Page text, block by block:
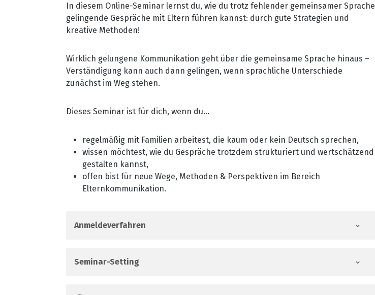
In diesem Online-Seminar lernst du, wie du trotz fehlender gemeinsamer Sprache
gelingende Gespräche mit Eltern führen kannst: durch gute Strategien und
kreative Methoden!
Wirklich gelungene Kommunikation geht über die gemeinsame Sprache hinaus –
Verständigung kann auch dann gelingen, wenn sprachliche Unterschiede
zunächst im Weg stehen.
Dieses Seminar ist für dich, wenn du...
regelmäßig mit Familien arbeitest, die kaum oder kein Deutsch sprechen,
wissen möchtest, wie du Gespräche trotzdem strukturiert und wertschätzend
gestalten kannst,
offen bist für neue Wege, Methoden & Perspektiven im Bereich
Elternkommunikation.
Anmeldeverfahren
Seminar-Setting